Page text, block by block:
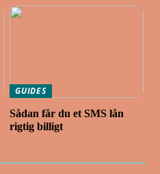
GUIDES
Sådan får du et SMS lån
rigtig billigt